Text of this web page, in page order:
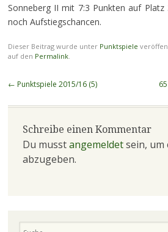
Sonneberg II mit 7:3 Punkten auf
noch Aufstiegschancen.
Dieser Beitrag wurde unter Punktspiele
auf den Permalink.
Beitragsnavigation
← Punktspiele 2015/16 (5)
Schreibe einen Kommentar
Du musstangemeldetsein, um
abzugeben.